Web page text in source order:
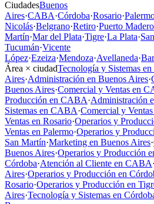
CiudadesBuenos
Aires·CABA·Córdoba·Rosario·
Nicolás·Belgrano·Retiro·Puerto Madero
Martín·Mar del Plata·Tigre·La Plata·
Tucumán·Vicente
López·Ezeiza·Mendoza·Avellaneda·
Área × ciudadTecnología y Sistemas
Aires·Administración en Buenos Aires·
Buenos Aires·Comercial y Ventas en
Producción en CABA·Administración
Sistemas en CABA·Comercial y
Ventas en Rosario·Operarios y
Ventas en Palermo·Operarios y
San Martín·Marketing en Buenos Aires·
Buenos Aires·Operarios y Producción
Córdoba·Atención al Cliente en CABA·
Aires·Operarios y Producción en
Rosario·Operarios y Producción en
Aires·Tecnología y Sistemas en